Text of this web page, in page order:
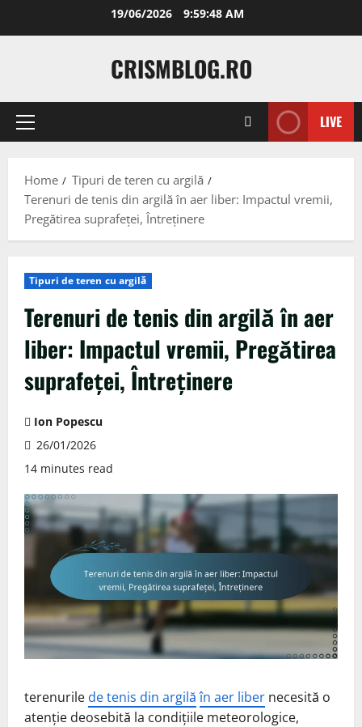
19/06/2026 9:59:49 AM
CRISMBLOG.RO
Primary
LIVE
Home
Tipuri de teren cu argilă
Terenuri de tenis din argilă în aer liber: Impactul vremii,
Pregătirea suprafeței, Întreținere
Tipuri de teren cu argilă
Terenuri de tenis din argilă în aer
liber: Impactul vremii, Pregătirea
suprafeței, Întreținere
Ion Popescu
26/01/2026
14 minutes read
terenurile de tenis din argilă în aer liber necesită o
atenție deosebită la condițiile meteorologice,